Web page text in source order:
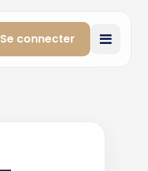
Se connecter